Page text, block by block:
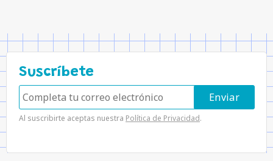
Suscríbete
Al suscribirte aceptas nuestra Política de Privacidad.